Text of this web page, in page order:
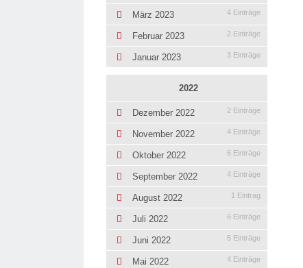
März 2023 4 Einträge
Februar 2023 2 Einträge
Januar 2023 3 Einträge
2022
Dezember 2022 2 Einträge
November 2022 4 Einträge
Oktober 2022 6 Einträge
September 2022 4 Einträge
August 2022 1 Eintrag
Juli 2022 6 Einträge
Juni 2022 5 Einträge
Mai 2022 4 Einträge